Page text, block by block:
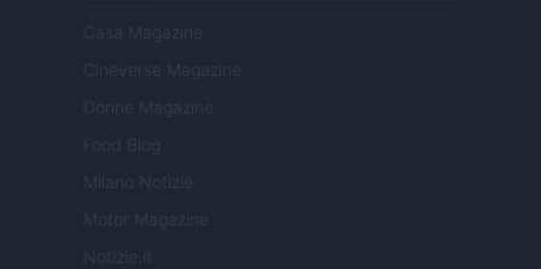
Casa Magazine
Cineverse Magazine
Donne Magazine
Food Blog
Milano Notizie
Motor Magazine
Notizie.it